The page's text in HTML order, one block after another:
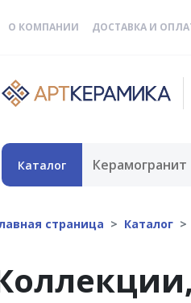
О КОМПАНИИ ДОСТАВКА И
Каталог Керамогранит
страница Каталог